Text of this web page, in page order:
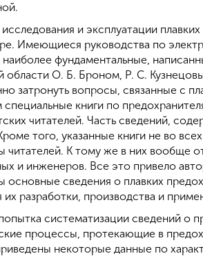
и эксплуатации
Имеющиеся руководства по
наиболее фундаментальные,
области О. Б. Броном, Р. С.
затронуть вопросы, связанные с
книги по
читателей. Часть сведений,
того, указанные книги не во
читателей. К тому же в них вообще
и инженеров. Все это привело
основные сведения о плавких
разработки, производства и
систематизации сведений о
процессы, протекающие в
некоторые данные по